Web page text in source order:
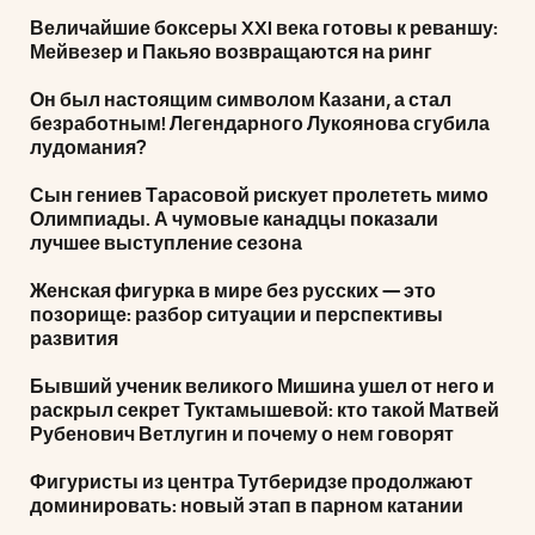
Величайшие боксеры XXI века готовы к реваншу:
Мейвезер и Пакьяо возвращаются на ринг
Он был настоящим символом Казани, а стал
безработным! Легендарного Лукоянова сгубила
лудомания?
Сын гениев Тарасовой рискует пролететь мимо
Олимпиады. А чумовые канадцы показали
лучшее выступление сезона
Женская фигурка в мире без русских — это
позорище: разбор ситуации и перспективы
развития
Бывший ученик великого Мишина ушел от него и
раскрыл секрет Туктамышевой: кто такой Матвей
Рубенович Ветлугин и почему о нем говорят
Фигуристы из центра Тутберидзе продолжают
доминировать: новый этап в парном катании